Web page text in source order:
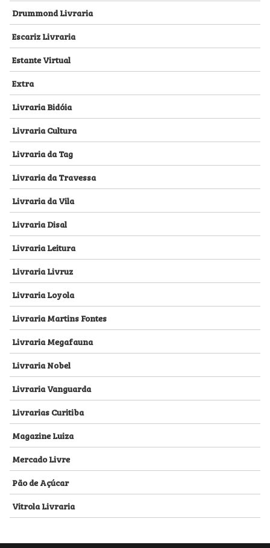
Drummond Livraria
Escariz Livraria
Estante Virtual
Extra
Livraria Bidóia
Livraria Cultura
Livraria da Tag
Livraria da Travessa
Livraria da Vila
Livraria Disal
Livraria Leitura
Livraria Livruz
Livraria Loyola
Livraria Martins Fontes
Livraria Megafauna
Livraria Nobel
Livraria Vanguarda
Livrarias Curitiba
Magazine Luiza
Mercado Livre
Pão de Açúcar
Vitrola Livraria